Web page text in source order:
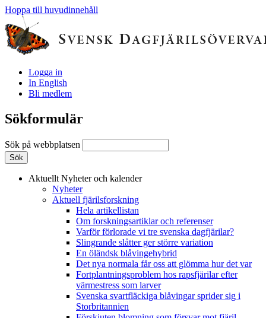
Hoppa till huvudinnehåll
Logga in
In English
Bli medlem
Sökformulär
Sök på webbplatsen
Aktuellt Nyheter och kalender
Nyheter
Aktuell fjärilsforskning
Hela artikellistan
Om forskningsartiklar och referenser
Varför förlorade vi tre svenska dagfjärilar?
Slingrande slåtter ger större variation
En öländsk blåvingehybrid
Det nya normala får oss att glömma hur det var
Fortplantningsproblem hos rapsfjärilar efter
värmestress som larver
Svenska svartfläckiga blåvingar sprider sig i
Storbritannien